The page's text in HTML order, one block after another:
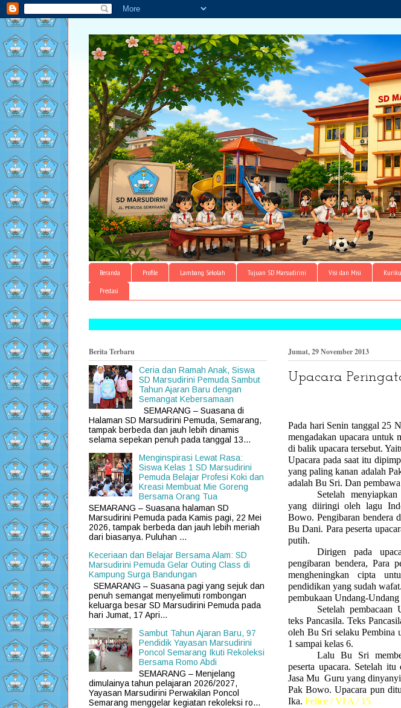
Beranda Profile Lambang Sekolah Tujuan SD Marsudirini Visi dan Misi
Prestasi
Jumat, 29 November 2013
Upacara
Pada hari Senin tanggal 25
mengadakan upacara untuk
di balik upacara tersebut.
Upacara pada saat itu
yang paling kanan adalah
adalah Bu Sri. Dan
Setelah
yang diiringi oleh lagu
Bowo. Pengibaran bendera
Bu Dani. Para peserta
putih.
Dirigen pada
pengibaran bendera, Para
mengheningkan cipta
pendidikan yang sudah
pembukaan Undang-
Setelah pembacaan
teks Pancasila. Teks
oleh Bu Sri selaku Pembina
1 sampai kelas 6.
Lalu Bu Sri
peserta upacara. Setelah
Jasa Mu Guru yang
Pak Bowo. Upacara pun
Ika. Felice / VI A / 15
Berita Terbaru
Ceria dan Ramah Anak, Siswa
SD Marsudirini Pemuda Sambut
Tahun Ajaran Baru dengan
Semangat Kebersamaan
SEMARANG – Suasana di
Halaman SD Marsudirini Pemuda, Semarang,
tampak berbeda dan jauh lebih dinamis
selama sepekan penuh pada tanggal 13...
Menginspirasi Lewat Rasa:
Siswa Kelas 1 SD Marsudirini
Pemuda Belajar Profesi Koki dan
Kreasi Membuat Mie Goreng
Bersama Orang Tua
SEMARANG – Suasana halaman SD
Marsudirini Pemuda pada Kamis pagi, 22 Mei
2026, tampak berbeda dan jauh lebih meriah
dari biasanya. Puluhan ...
Keceriaan dan Belajar Bersama Alam: SD
Marsudirini Pemuda Gelar Outing Class di
Kampung Surga Bandungan
SEMARANG – Suasana pagi yang sejuk dan
penuh semangat menyelimuti rombongan
keluarga besar SD Marsudirini Pemuda pada
hari Jumat, 17 Apri...
Sambut Tahun Ajaran Baru, 97
Pendidik Yayasan Marsudirini
Poncol Semarang Ikuti Rekoleksi
Bersama Romo Abdi
SEMARANG – Menjelang
dimulainya tahun pelajaran 2026/2027,
Yayasan Marsudirini Perwakilan Poncol
Semarang menggelar kegiatan rekoleksi ro...